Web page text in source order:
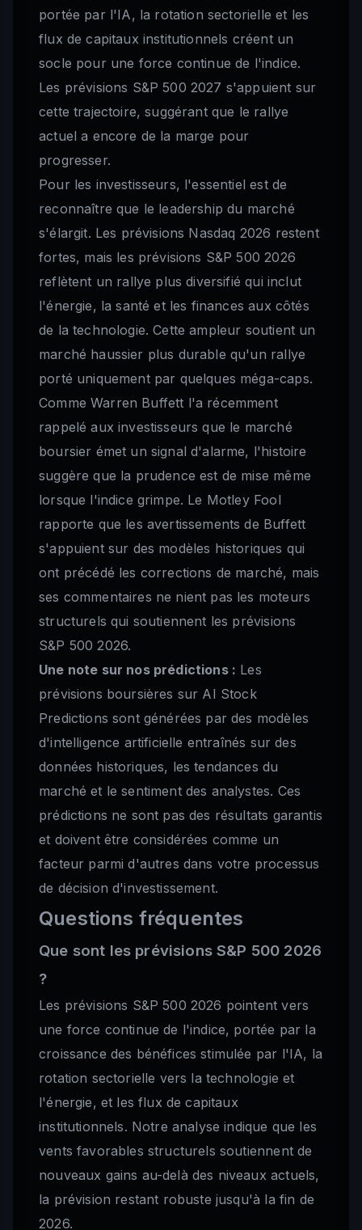
portée par l'IA, la rotation sectorielle et les
flux de capitaux institutionnels créent un
socle pour une force continue de l'indice.
Les prévisions S&P 500 2027 s'appuient sur
cette trajectoire, suggérant que le rallye
actuel a encore de la marge pour
progresser.
Pour les investisseurs, l'essentiel est de
reconnaître que le leadership du marché
s'élargit. Les prévisions Nasdaq 2026 restent
fortes, mais les prévisions S&P 500 2026
reflètent un rallye plus diversifié qui inclut
l'énergie, la santé et les finances aux côtés
de la technologie. Cette ampleur soutient un
marché haussier plus durable qu'un rallye
porté uniquement par quelques méga-caps.
Comme Warren Buffett l'a récemment
rappelé aux investisseurs que le marché
boursier émet un signal d'alarme, l'histoire
suggère que la prudence est de mise même
lorsque l'indice grimpe. Le Motley Fool
rapporte que les avertissements de Buffett
s'appuient sur des modèles historiques qui
ont précédé les corrections de marché, mais
ses commentaires ne nient pas les moteurs
structurels qui soutiennent les prévisions
S&P 500 2026.
Une note sur nos prédictions : Les
prévisions boursières sur AI Stock
Predictions sont générées par des modèles
d'intelligence artificielle entraînés sur des
données historiques, les tendances du
marché et le sentiment des analystes. Ces
prédictions ne sont pas des résultats garantis
et doivent être considérées comme un
facteur parmi d'autres dans votre processus
de décision d'investissement.
Questions fréquentes
Que sont les prévisions S&P 500 2026
?
Les prévisions S&P 500 2026 pointent vers
une force continue de l'indice, portée par la
croissance des bénéfices stimulée par l'IA, la
rotation sectorielle vers la technologie et
l'énergie, et les flux de capitaux
institutionnels. Notre analyse indique que les
vents favorables structurels soutiennent de
nouveaux gains au-delà des niveaux actuels,
la prévision restant robuste jusqu'à la fin de
2026.